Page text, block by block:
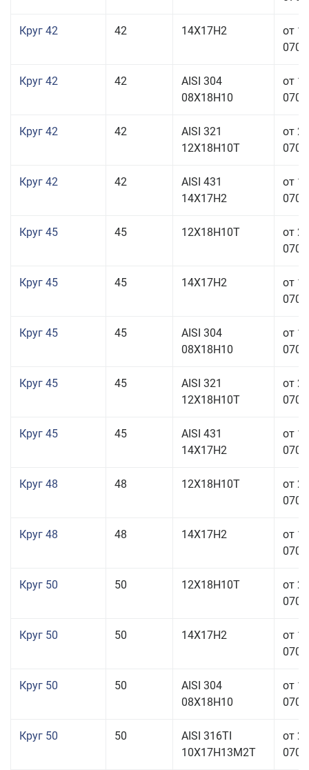
Круг 42 42 14Х17Н2
от
Круг 42 42
AISI 304
08Х18Н10
от
Круг 42 42
AISI 321
12Х18Н10Т
от
Круг 42 42
AISI 431
14Х17Н2
от
Круг 45 45 12Х18Н10Т
от
Круг 45 45 14Х17Н2
от
Круг 45 45
AISI 304
08Х18Н10
от
Круг 45 45
AISI 321
12Х18Н10Т
от
Круг 45 45
AISI 431
14Х17Н2
от
Круг 48 48 12Х18Н10Т
от
Круг 48 48 14Х17Н2
от
Круг 50 50 12Х18Н10Т
от
Круг 50 50 14Х17Н2
от
Круг 50 50
AISI 304
08Х18Н10
от
Круг 50 50
AISI 316TI
10Х17Н13М2Т
от